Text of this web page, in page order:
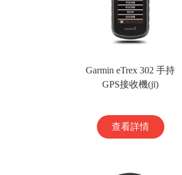
Garmin eTrex 302 手持
GPS接收機(jī)
查看詳情